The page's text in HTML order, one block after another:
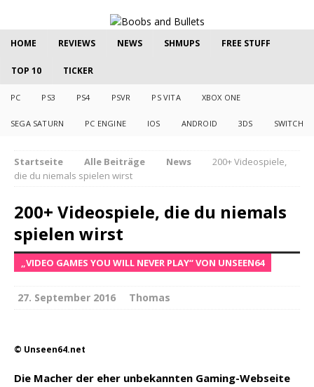
HOME REVIEWS NEWS SHMUPS FREE STUFF
TOP 10 TICKER
PC PS3 PS4 PSVR PS VITA XBOX ONE
SEGA SATURN PC ENGINE IOS ANDROID 3DS SWITCH
Startseite Alle Beiträge News
200+ Videospiele,
die du niemals spielen wirst
200+ Videospiele, die du niemals
spielen wirst
„VIDEO GAMES YOU WILL NEVER PLAY“ VON UNSEEN64
27. September 2016 Thomas
© Unseen64.net
Die Macher der eher unbekannten Gaming-Webseite